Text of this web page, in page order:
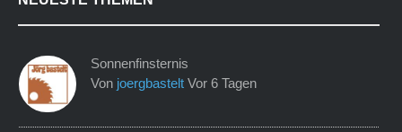
Sonnenfinsternis
Von joergbastelt Vor 6 Tagen